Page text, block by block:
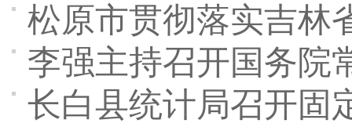
松原市贯彻落实吉林
李强主持召开国务院
长白县统计局召开固